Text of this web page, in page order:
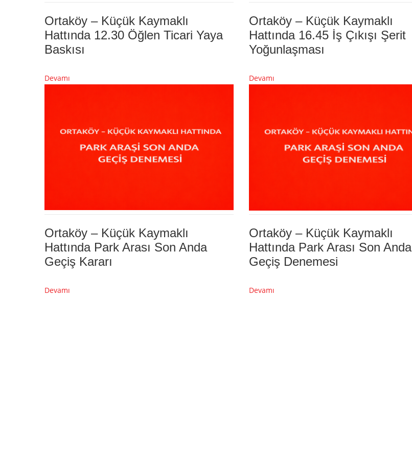
Ortaköy – Küçük Kaymaklı
Hattında 12.30 Öğlen Ticari Yaya
Baskısı
Devamı
Ortaköy – Küçük Kaymaklı
Hattında 16.45 İş Çıkışı Şerit
Yoğunlaşması
Devamı
Ortaköy – Küçük Kaymaklı
Hattında Park Arası Son Anda
Geçiş Kararı
Devamı
Ortaköy – Küçük Kaymaklı
Hattında Park Arası Son Anda
Geçiş Denemesi
Devamı